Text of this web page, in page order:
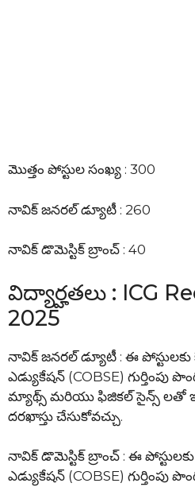
మొత్తం పోస్టుల సంఖ్య : 300
నావిక్ జనరల్ డ్యూటీ : 260
నావిక్ డొమెస్టిక్ బ్రాంచ్ : 40
విద్యార్హతలు : ICG
2025
నావిక్ జనరల్ డ్యూటీ : ఈ
ఎడ్యుకేషన్ (COBSE) గుర్తింపు
మ్యాథ్స్ మరియు ఫిజికల్ సైన్స్ లతో
దరఖాస్తు చేసుకోవచ్చు.
నావిక్ డొమెస్టిక్ బ్రాంచ్ : ఈ
ఎడ్యుకేషన్ (COBSE) గుర్తింపు